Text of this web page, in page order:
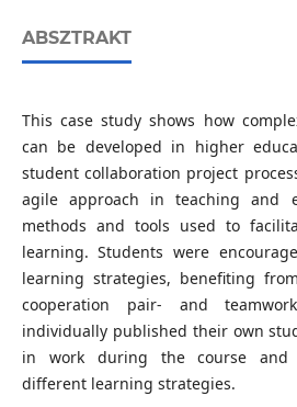
ABSZTRAKT
This case study shows how
can be developed in higher
student collaboration project
agile approach in teaching and
methods and tools used to
learning. Students were
learning strategies, benefiting
cooperation pair- and
individually published their own
in work during the course and
different learning strategies.